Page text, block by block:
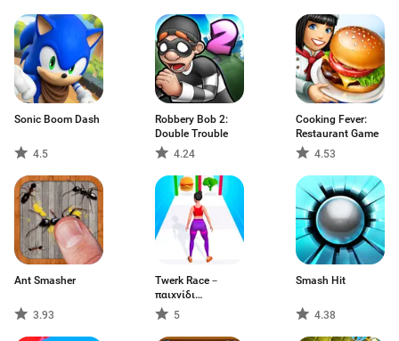
Sonic Boom Dash
4.5
Robbery Bob 2:
Double Trouble
4.24
Cooking Fever:
Restaurant Game
4.53
Ant Smasher
3.93
Twerk Race－
παιχνίδι
τρεξίματος
5
Smash Hit
4.38